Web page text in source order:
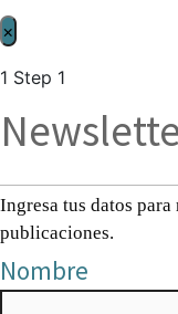
×
1 Step 1
Ingresa tus datos
publicaciones.
Nombre